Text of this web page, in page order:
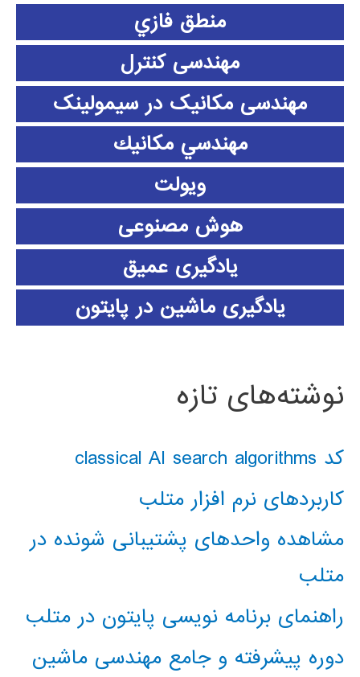
منطق فازي
مهندسی کنترل
مهندسی مکانیک در سیمولینک
مهندسي مكانيك
ویولت
هوش مصنوعی
یادگیری عمیق
یادگیری ماشین در پایتون
نوشته‌های تازه
کد classical AI search algorithms
کاربردهای نرم افزار متلب
مشاهده واحدهای پشتیبانی شونده در
متلب
راهنمای برنامه نویسی پایتون در متلب
دوره پیشرفته و جامع مهندسی ماشین